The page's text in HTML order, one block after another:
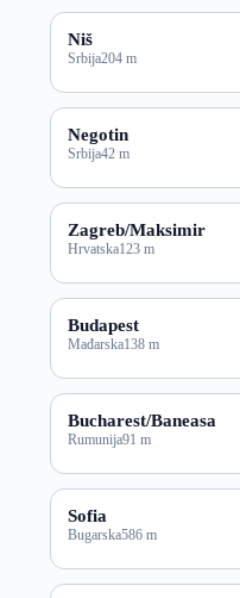
Niš
Srbija204 m
Negotin
Srbija42 m
Zagreb/Maksimir
Hrvatska123 m
Budapest
Mađarska138 m
Bucharest/Baneasa
Rumunija91 m
Sofia
Bugarska586 m